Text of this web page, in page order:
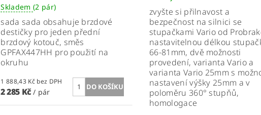
Skladem (2 pár)
sada sada obsahuje brzdové
destičky pro jeden přední
brzdový kotouč, směs
GPFAX447HH pro použití na
okruhu
1 888,43 Kč bez DPH
2 285 Kč/ pár
zvyšte si přilnavost a
bezpečnost na silnici se
stupačkami Vario od
nastavitelnou délkou
66-81mm, dvě možnosti
provedení, varianta Vario a
varianta Vario 25mm s
nastavení výšky 25mm a v
poloměru 360° stupňů,
homologace